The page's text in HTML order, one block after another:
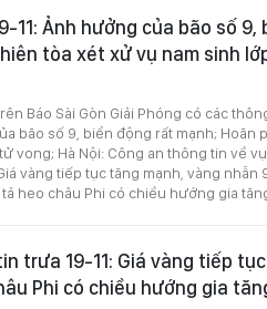
11: Ảnh hưởng của bão số 9,
tòa xét xử vụ nam sinh
Báo Sài Gòn Giải Phóng có các
bão số 9, biển động rất mạnh; Hoãn
vong; Hà Nội: Công an thông tin về
vàng tiếp tục tăng mạnh, vàng
heo châu Phi có chiều hướng gia
trưa 19-11: Giá vàng tiếp
Phi có chiều hướng gia